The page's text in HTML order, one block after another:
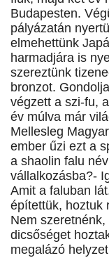
Budapesten.
pályázatán
elmehettünk
harmadjára is
szereztünk
bronzot.
végzett a szi-fu,
év múlva már
Mellesleg
ember űzi ezt a
a shaolin falu
vállalkozásba?-
Amit a faluban
építettük, hoztuk
Nem
dicsőséget
megalázó